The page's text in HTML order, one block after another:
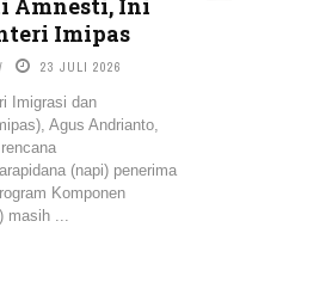
Imipas
23 JULI 2026
Imigrasi dan
Agus Andrianto,
(napi) penerima
Komponen
masih ...